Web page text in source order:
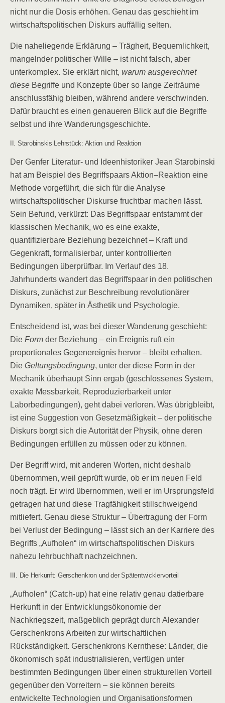
nicht nur die Dosis erhöhen. Genau das geschieht im
wirtschaftspolitischen Diskurs auffällig selten.
Die naheliegende Erklärung – Trägheit, Bequemlichkeit,
mangelnder politischer Wille – ist nicht falsch, aber
unterkomplex. Sie erklärt nicht, warum ausgerechnet
diese Begriffe und Konzepte über so lange Zeiträume
anschlussfähig bleiben, während andere verschwinden.
Dafür braucht es einen genaueren Blick auf die Begriffe
selbst und ihre Wanderungsgeschichte.
II. Starobinskis Lehrstück: Aktion und Reaktion
Der Genfer Literatur- und Ideenhistoriker Jean Starobinski
hat am Beispiel des Begriffspaars Aktion–Reaktion eine
Methode vorgeführt, die sich für die Analyse
wirtschaftspolitischer Diskurse fruchtbar machen lässt.
Sein Befund, verkürzt: Das Begriffspaar entstammt der
klassischen Mechanik, wo es eine exakte,
quantifizierbare Beziehung bezeichnet – Kraft und
Gegenkraft, formalisierbar, unter kontrollierten
Bedingungen überprüfbar. Im Verlauf des 18.
Jahrhunderts wandert das Begriffspaar in den politischen
Diskurs, zunächst zur Beschreibung revolutionärer
Dynamiken, später in Ästhetik und Psychologie.
Entscheidend ist, was bei dieser Wanderung geschieht:
Die Form der Beziehung – ein Ereignis ruft ein
proportionales Gegenereignis hervor – bleibt erhalten.
Die Geltungsbedingung, unter der diese Form in der
Mechanik überhaupt Sinn ergab (geschlossenes System,
exakte Messbarkeit, Reproduzierbarkeit unter
Laborbedingungen), geht dabei verloren. Was übrigbleibt,
ist eine Suggestion von Gesetzmäßigkeit – der politische
Diskurs borgt sich die Autorität der Physik, ohne deren
Bedingungen erfüllen zu müssen oder zu können.
Der Begriff wird, mit anderen Worten, nicht deshalb
übernommen, weil geprüft wurde, ob er im neuen Feld
noch trägt. Er wird übernommen, weil er im Ursprungsfeld
getragen hat und diese Tragfähigkeit stillschweigend
mitliefert. Genau diese Struktur – Übertragung der Form
bei Verlust der Bedingung – lässt sich an der Karriere des
Begriffs „Aufholen“ im wirtschaftspolitischen Diskurs
nahezu lehrbuchhaft nachzeichnen.
III. Die Herkunft: Gerschenkron und der Spätentwicklervorteil
„Aufholen“ (Catch-up) hat eine relativ genau datierbare
Herkunft in der Entwicklungsökonomie der
Nachkriegszeit, maßgeblich geprägt durch Alexander
Gerschenkrons Arbeiten zur wirtschaftlichen
Rückständigkeit. Gerschenkrons Kernthese: Länder, die
ökonomisch spät industrialisieren, verfügen unter
bestimmten Bedingungen über einen strukturellen Vorteil
gegenüber den Vorreitern – sie können bereits
entwickelte Technologien und Organisationsformen